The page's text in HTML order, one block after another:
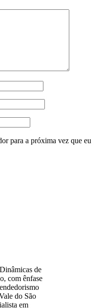
para a próxima vez que eu
de
com ênfase
do São
em